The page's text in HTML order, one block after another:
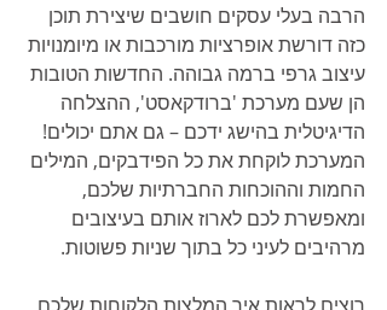
הרבה בעלי עסקים חושבים שיצירת תוכן
כזה דורשת אופרציות מורכבות או מיומנויות
עיצוב גרפי ברמה גבוהה. החדשות הטובות
הן שעם מערכת 'ברודקאסט', ההצלחה
הדיגיטלית בהישג ידכם – גם אתם יכולים!
המערכת לוקחת את כל הפידבקים, המילים
החמות וההוכחות החברתיות שלכם,
ומאפשרת לכם לארוז אותם בעיצובים
מרהיבים לעיני כל בתוך שניות פשוטות.